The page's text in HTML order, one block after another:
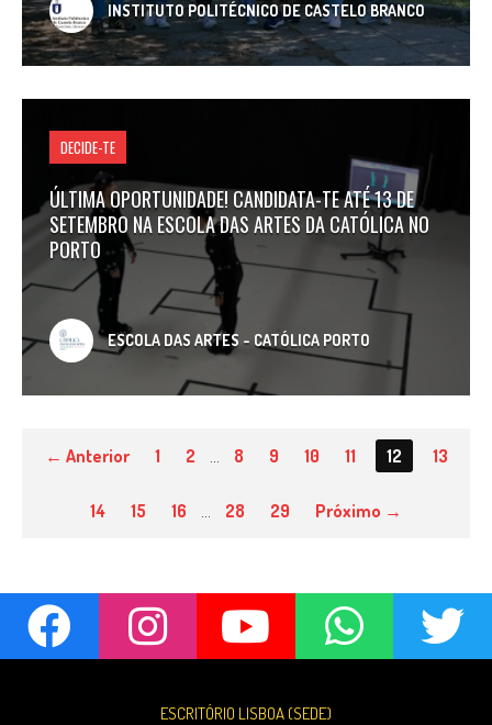
INSTITUTO POLITÉCNICO DE CASTELO BRANCO
DECIDE-TE
ÚLTIMA OPORTUNIDADE! CANDIDATA-TE ATÉ 13 DE
SETEMBRO NA ESCOLA DAS ARTES DA CATÓLICA NO
PORTO
ESCOLA DAS ARTES - CATÓLICA PORTO
← Anterior 1 2 … 8 9 10 11 12 13
14 15 16 … 28 29 Próximo →
ESCRITÓRIO LISBOA (SEDE)